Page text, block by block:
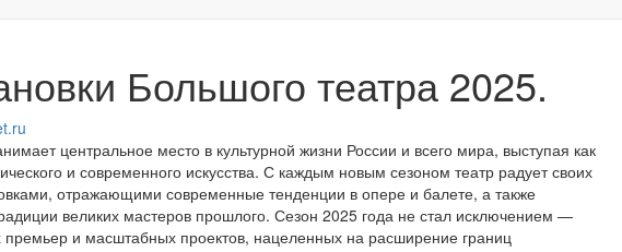
Большого театра 2025.
центральное место в культурной жизни России и всего мира, выступая как
и современного искусства. С каждым новым сезоном театр радует своих
отражающими современные тенденции в опере и балете, а также
великих мастеров прошлого. Сезон 2025 года не стал исключением —
премьер и масштабных проектов, нацеленных на расширение границ